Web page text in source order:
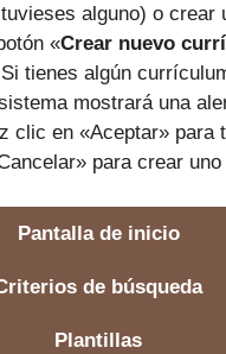
alguno) o crear
«Crear nuevo
tienes algún
mostrará una
clic en «Aceptar» para
para crear uno
Pantalla de inicio
de búsqueda
Plantillas